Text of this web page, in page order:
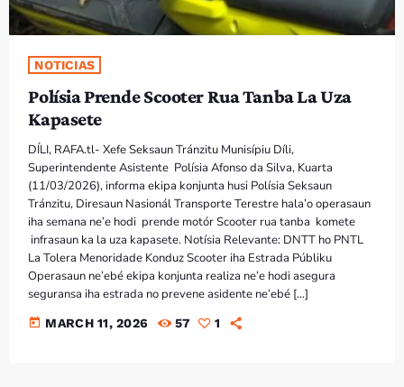
TÉTUM keyboard_arrow_down
TÉTUM
PORTUGUÊS
PRÓXIMOS PROGRAMAS
NOTICIAS
Polísia Prende Scooter Rua Tanba La Uza
Kapasete
DÍLI, RAFA.tl- Xefe Seksaun Tránzitu Munisípiu Díli,
Superintendente Asistente Polísia Afonso da Silva, Kuarta
(11/03/2026), informa ekipa konjunta husi Polísia Seksaun
Tránzitu, Diresaun Nasionál Transporte Terestre hala’o operasaun
iha semana ne’e hodi prende motór Scooter rua tanba komete
infrasaun ka la uza kapasete. Notísia Relevante: DNTT ho PNTL
La Tolera Menoridade Konduz Scooter iha Estrada Públiku
Operasaun ne’ebé ekipa konjunta realiza ne’e hodi asegura
seguransa iha estrada no prevene asidente ne’ebé […]
today MARCH 11, 2026 57 1